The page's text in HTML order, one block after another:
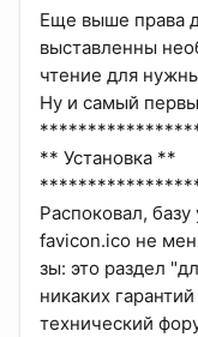
Еще выше права
выставленны
чтение для
Ну и самый
** Установка **
Распоковал,
favicon.ico не
зы: это раздел
никаких
технический